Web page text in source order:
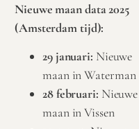
Nieuwe maan data 2025
(Amsterdam tijd):
29 januari: Nieuwe
maan in Waterman
28 februari: Nieuwe
maan in Vissen